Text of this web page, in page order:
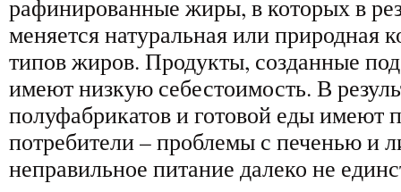
рафинированные жиры, в которых в
меняется натуральная или природная
типов жиров. Продукты, созданные
имеют низкую себестоимость. В
полуфабрикатов и готовой еды имеют
потребители – проблемы с печенью и
неправильное питание далеко не